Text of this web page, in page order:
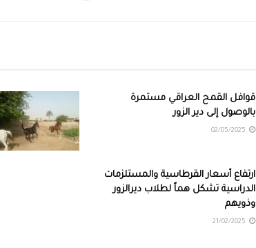
قوافل القمح العراقي مستمرة
بالوصول إلى دير الزور
ارتفاع أسعار القرطاسية والمستلزمات
الدراسية تشكل هماً لطلاب ديرالزور
وذويهم